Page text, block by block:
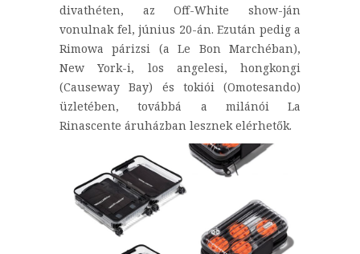
divathéten, az Off-White show-ján
vonulnak fel, június 20-án. Ezután pedig a
Rimowa párizsi (a Le Bon Marchéban),
New York-i, los angelesi, hongkongi
(Causeway Bay) és tokiói (Omotesando)
üzletében, továbbá a milánói La
Rinascente áruházban lesznek elérhetők.